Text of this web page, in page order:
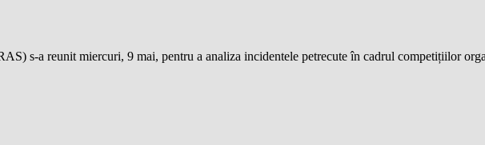
s-a reunit miercuri, 9 mai, pentru a analiza incidentele petrecute în cadrul competițiilor